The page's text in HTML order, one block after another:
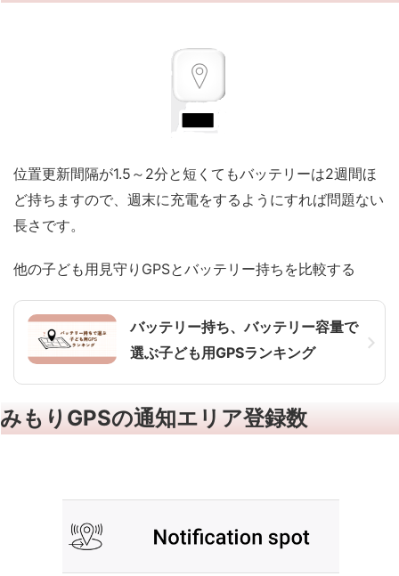
位置更新間隔が1.5～2分と短くてもバッテリーは2週間ほ
ど持ちますので、週末に充電をするようにすれば問題ない
長さです。
他の子ども用見守りGPSとバッテリー持ちを比較する
バッテリー持ち、バッテリー容量で
選ぶ子ども用GPSランキング
みもりGPSの通知エリア登録数